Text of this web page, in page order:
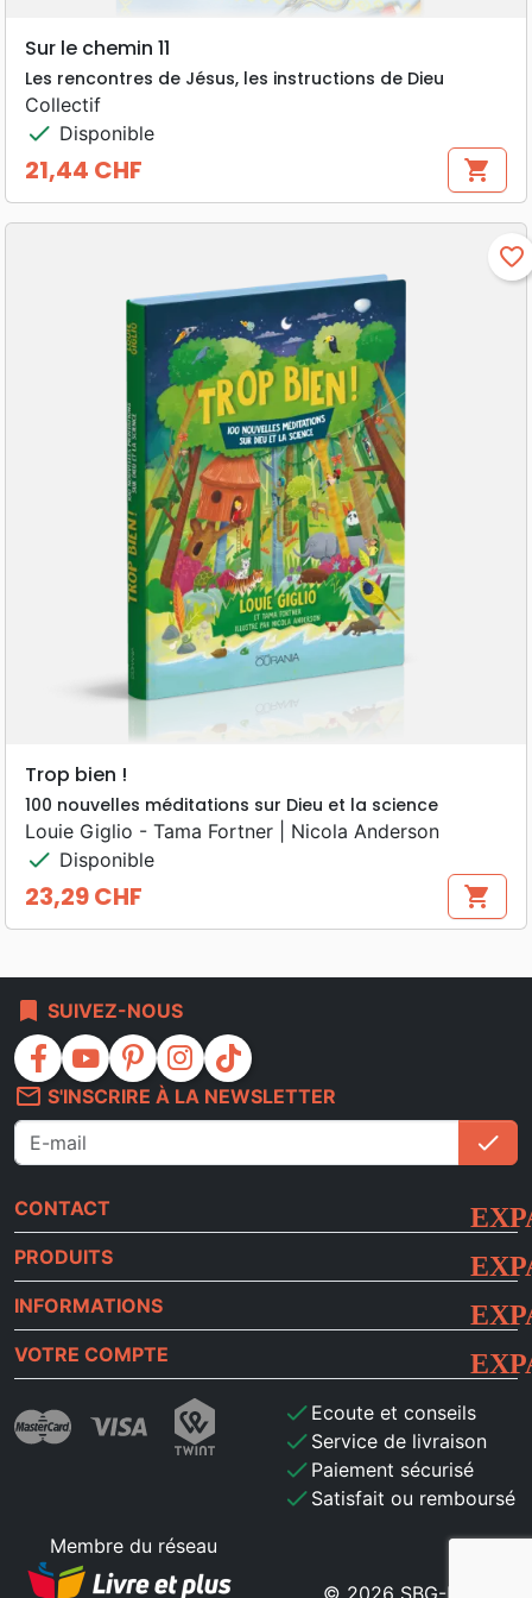
Sur le chemin 11
Les rencontres de Jésus, les instructions de Dieu
Collectif
check Disponible
Prix
21,44 CHF shopping_cart
favorite_border
Trop bien !
100 nouvelles méditations sur Dieu et la science
Louie Giglio - Tama Fortner | Nicola Anderson
check Disponible
Prix
23,29 CHF shopping_cart
bookmark SUIVEZ-NOUS
facebook youtube pinterest instagram
tiktok
mail_outline S'INSCRIRE À LA NEWSLETTER
check
CONTACT
PRODUITS
INFORMATIONS
VOTRE COMPTE
check Ecoute et conseils
check Service de livraison
check Paiement sécurisé
check Satisfait ou remboursé
Membre du réseau
© 2026 SBG-MB